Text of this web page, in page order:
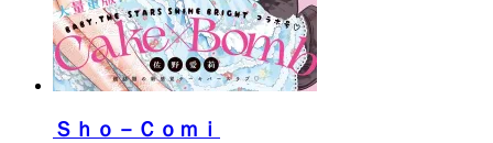
Ｓｈｏ－Ｃｏｍｉ